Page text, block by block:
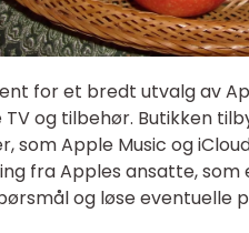
for et bredt utvalg av
og tilbehør. Butikken
som Apple Music og
fra Apples ansatte,
og løse eventuelle